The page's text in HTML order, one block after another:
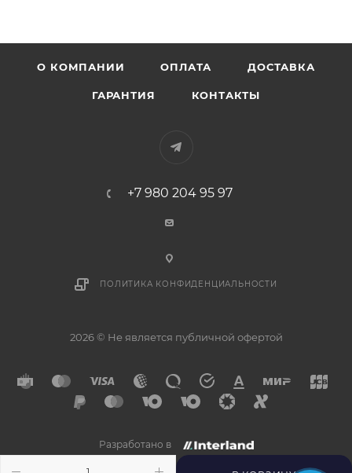
О КОМПАНИИ ОПЛАТА ДОСТАВКА
ГАРАНТИЯ КОНТАКТЫ
+7 980 204 95 97
ПОЛИТИКА КОНФИДЕНЦИАЛЬНОСТИ
2026 © Не является публичной офертой
Разработано в
×
Напишите нам в